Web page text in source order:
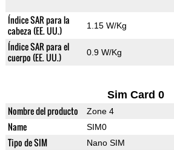
Índice SAR para la
cabeza (EE. UU.)
1.15 W/Kg
Índice SAR para el
cuerpo (EE. UU.)
0.9 W/Kg
Sim Card 0
Nombre del producto Zone 4
Name SIM0
Tipo de SIM Nano SIM